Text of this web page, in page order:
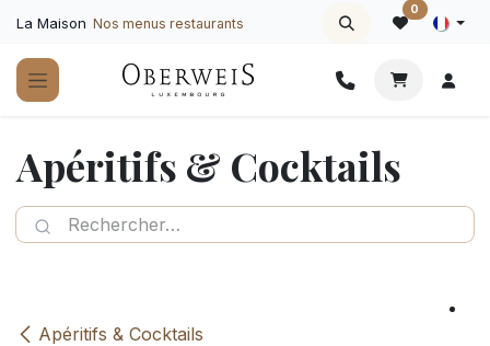
La Maison Nos menus restaurants
0
Apéritifs & Cocktails
Apéritifs & Cocktails